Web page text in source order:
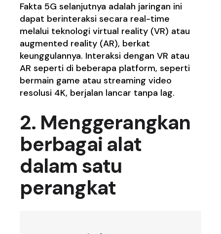
Fakta 5G selanjutnya adalah jaringan ini
dapat berinteraksi secara real-time
melalui teknologi virtual reality (VR) atau
augmented reality (AR), berkat
keunggulannya. Interaksi dengan VR atau
AR seperti di beberapa platform, seperti
bermain game atau streaming video
resolusi 4K, berjalan lancar tanpa lag.
2. Menggerangkan
berbagai alat
dalam satu
perangkat